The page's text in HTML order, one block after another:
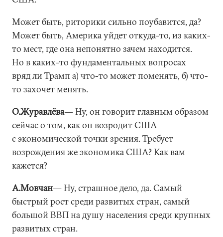
Может быть, риторики сильно поубавится, да?
Может быть, Америка уйдет откуда-то, из каких-
то мест, где она непонятно зачем находится.
Но в каких-то фундаментальных вопросах
вряд ли Трамп а) что-то может поменять, б) что-
то захочет менять.
О.Журавлёва― Ну, он говорит главным образом
сейчас о том, как он возродит США
с экономической точки зрения. Требует
возрождения же экономика США? Как вам
кажется?
А.Мовчан― Ну, страшное дело, да. Самый
быстрый рост среди развитых стран, самый
большой ВВП на душу населения среди крупных
развитых стран.